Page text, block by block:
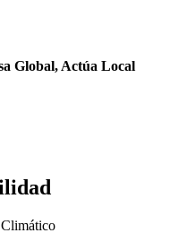
Global, Actúa Local